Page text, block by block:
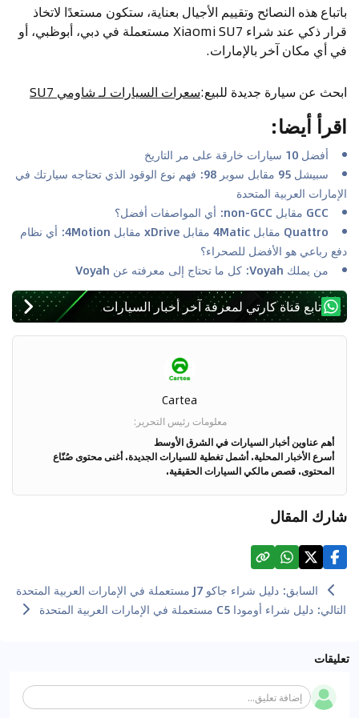
باتباع هذه النصائح وتقييم الأجيال بعناية، ستكون مستعدًا لاتخاذ
قرار ذكي عند شراء Xiaomi SU7 مستعملة في دبي، أبوظبي، أو
في أي مكان آخر بالإمارات.
ابحث عن سيارة جديدة للبيع:سعرات السيارات لـ شاومي SU7
اقرأ أيضا:
أفضل 10 سيارات خارقة على مر التاريخ
سبيشل 95 مقابل سوبر 98: فهم نوع الوقود الذي تحتاجه سيارتك في
الإمارات العربية المتحدة
GCC مقابل non-GCC: أي المواصفات أفضل؟
Quattro مقابل 4Matic مقابل xDrive مقابل 4Motion: أي نظام
دفع رباعي هو الأفضل للصحراء؟
من يملك Voyah: كل ما تحتاج إلى معرفته عن Voyah
تابع قناة كارتي لمعرفة آخر أخبار السيارات
Cartea
معلومات رئيس التحرير :
أهم عناوين أخبار السيارات في الشرق الأوسط
أسرع الأخبار المحلية. أشمل تغطية للسيارات الجديدة. أغنى محتوى صُنّاع
المحتوى. قصص مالكي السيارات الحقيقية.
شارك المقال
السابق:دليل شراء جاكو J7 مستعملة في الإمارات العربية المتحدة
التالي:دليل شراء أومودا C5 مستعملة في الإمارات العربية المتحدة
تعليقات
إضافة تعليق...